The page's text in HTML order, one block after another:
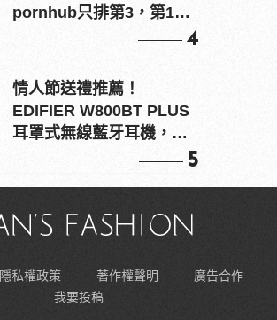
pornhub只排第3，第1名
4
情人節送禮推薦！
EDIFIER W800BT PLUS
耳罩式無線藍牙耳機，在
5
隱私權政策 著作權聲明
廣告合作
我要投稿